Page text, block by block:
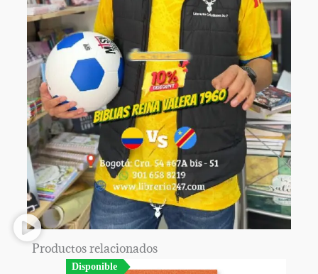
Productos relacionados
Disponible